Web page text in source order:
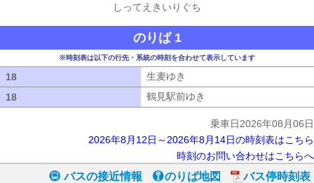
しってえきいりぐち
のりば 1
※時刻表は以下の行先・系統の時刻を合わせて表示しています
18 生麦ゆき
18
鶴見駅前ゆき
乗車日2026年08月06日
2026年8月12日～2026年8月14日の時刻表はこちら
時刻のお問い合わせはこちらへ
バスの接近情報 のりば地図
バス停時刻表